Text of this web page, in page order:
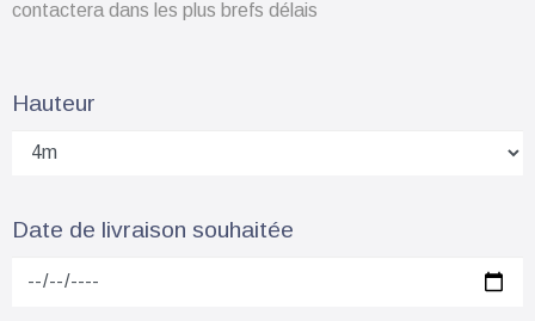
contactera dans les plus brefs délais
Hauteur
Date de livraison souhaitée